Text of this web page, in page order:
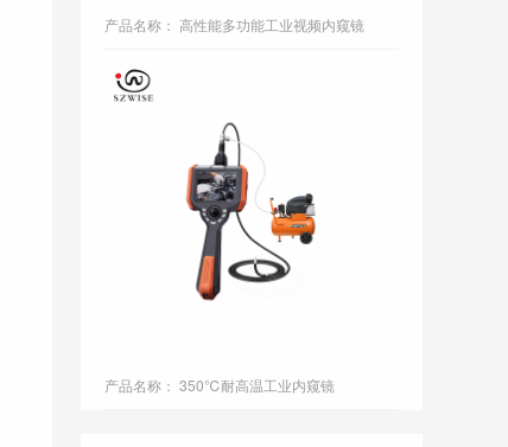
产品名称： 高性能多功能工业视频内窥镜
产品名称： 350℃耐高温工业内窥镜